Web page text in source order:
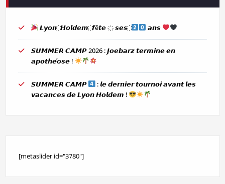
𝙇𝙮𝙤𝙣 ҉ 𝙃𝙤𝙡𝙙𝙚𝙢 ҉ 𝙛ê𝙩𝙚 ҉ 𝙨𝙚𝙨 ҉ 𝙖𝙣𝙨
𝙎𝙐𝙈𝙈𝙀𝙍 𝘾𝘼𝙈𝙋 2026 : 𝙅𝙤𝙚𝙗𝙖𝙧𝙯 𝙩𝙚𝙧𝙢𝙞𝙣𝙚 𝙚𝙣
𝙖𝙥𝙤𝙩𝙝𝙚́𝙤𝙨𝙚 !
𝙎𝙐𝙈𝙈𝙀𝙍 𝘾𝘼𝙈𝙋
: 𝙡𝙚 𝙙𝙚𝙧𝙣𝙞𝙚𝙧 𝙩𝙤𝙪𝙧𝙣𝙤𝙞 𝙖𝙫𝙖𝙣𝙩 𝙡𝙚𝙨
𝙫𝙖𝙘𝙖𝙣𝙘𝙚𝙨 𝙙𝙚 𝙇𝙮𝙤𝙣 𝙃𝙤𝙡𝙙𝙚𝙢 !
[metaslider id="3780"]